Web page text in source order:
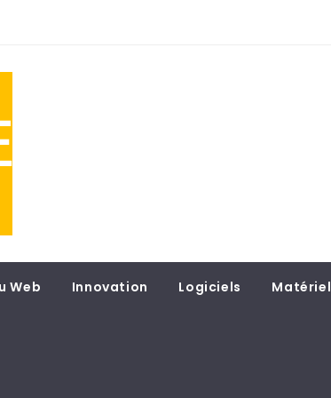
Web Innovation Logiciels Matériel